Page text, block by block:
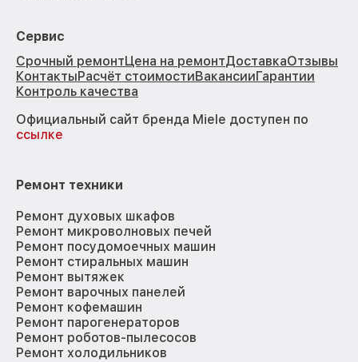
Сервис
Срочный ремонтЦена на ремонтДоставкаОтзывы
КонтактыРасчёт стоимостиВакансииГарантии
Контроль качества
Официальный сайт бренда Miele доступен по
ссылке
Ремонт техники
Ремонт духовых шкафов
Ремонт микроволновых печей
Ремонт посудомоечных машин
Ремонт стиральных машин
Ремонт вытяжек
Ремонт варочных панелей
Ремонт кофемашин
Ремонт парогенераторов
Ремонт роботов-пылесосов
Ремонт холодильников